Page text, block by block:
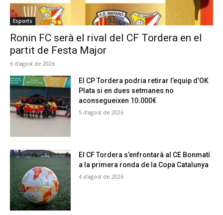
Esports
Ronin FC serà el rival del CF Tordera en el
partit de Festa Major
6 d'agost de 2026
El CP Tordera podria retirar l’equip d’OK
Plata si en dues setmanes no
aconsegueixen 10.000€
5 d'agost de 2026
El CF Tordera s’enfrontarà al CE Bonmatí
a la primera ronda de la Copa Catalunya
4 d'agost de 2026